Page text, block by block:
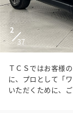
2
37
ＴＣＳではお客様
に、プロとして「
いただくために、